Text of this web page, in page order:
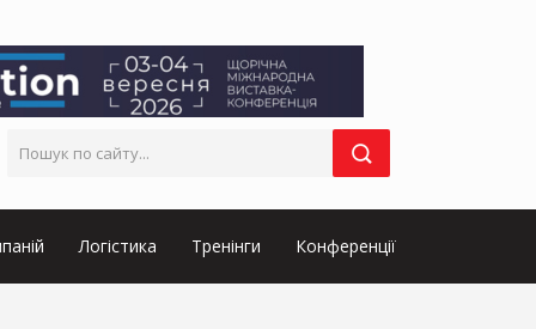
Логістика Тренінги Конференції